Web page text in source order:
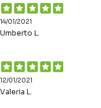
14/01/2021
Umberto L.
12/01/2021
Valeria L.